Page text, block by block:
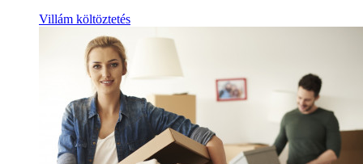
Villám költöztetés